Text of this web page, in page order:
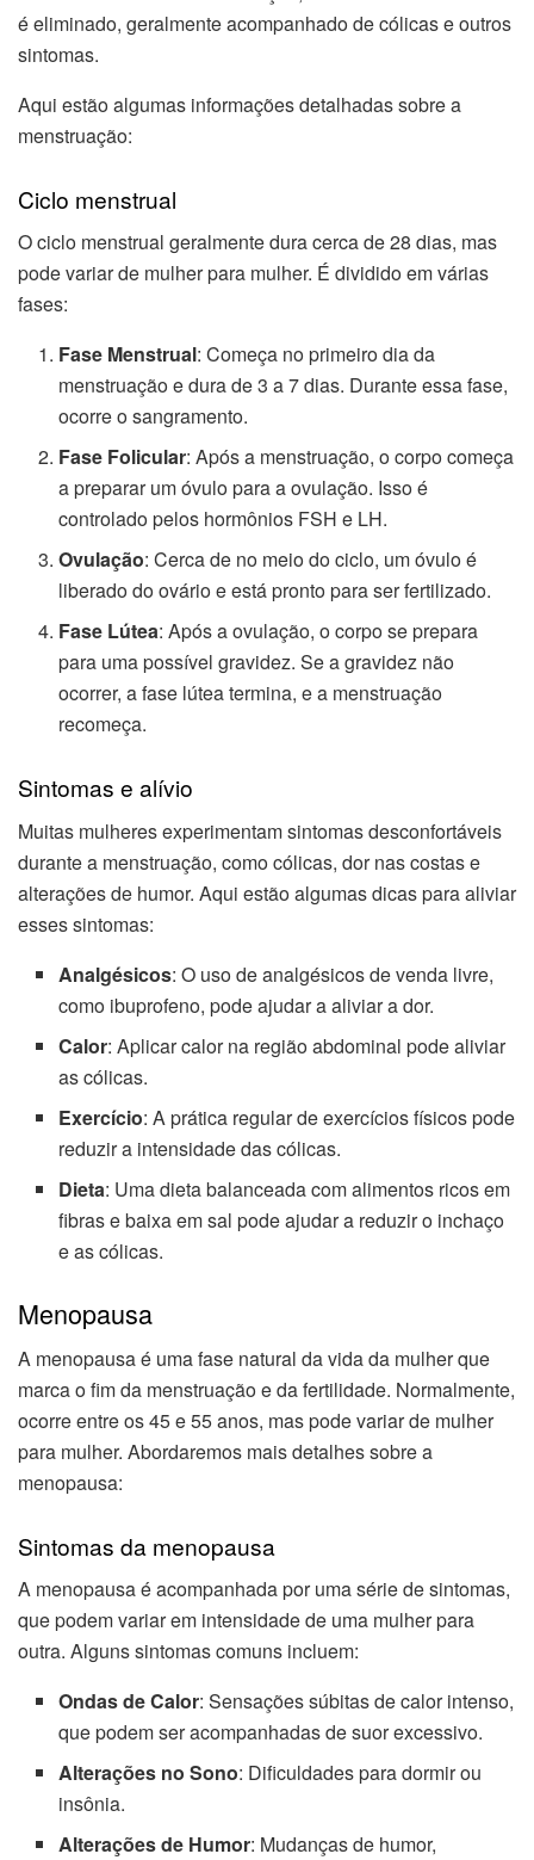
é eliminado, geralmente acompanhado de cólicas e outros
sintomas.
Aqui estão algumas informações detalhadas sobre a
menstruação:
Ciclo menstrual
O ciclo menstrual geralmente dura cerca de 28 dias, mas
pode variar de mulher para mulher. É dividido em várias
fases:
Fase Menstrual: Começa no primeiro dia da
menstruação e dura de 3 a 7 dias. Durante essa fase,
ocorre o sangramento.
Fase Folicular: Após a menstruação, o corpo começa
a preparar um óvulo para a ovulação. Isso é
controlado pelos hormônios FSH e LH.
Ovulação: Cerca de no meio do ciclo, um óvulo é
liberado do ovário e está pronto para ser fertilizado.
Fase Lútea: Após a ovulação, o corpo se prepara
para uma possível gravidez. Se a gravidez não
ocorrer, a fase lútea termina, e a menstruação
recomeça.
Sintomas e alívio
Muitas mulheres experimentam sintomas desconfortáveis
durante a menstruação, como cólicas, dor nas costas e
alterações de humor. Aqui estão algumas dicas para aliviar
esses sintomas:
Analgésicos: O uso de analgésicos de venda livre,
como ibuprofeno, pode ajudar a aliviar a dor.
Calor: Aplicar calor na região abdominal pode aliviar
as cólicas.
Exercício: A prática regular de exercícios físicos pode
reduzir a intensidade das cólicas.
Dieta: Uma dieta balanceada com alimentos ricos em
fibras e baixa em sal pode ajudar a reduzir o inchaço
e as cólicas.
Menopausa
A menopausa é uma fase natural da vida da mulher que
marca o fim da menstruação e da fertilidade. Normalmente,
ocorre entre os 45 e 55 anos, mas pode variar de mulher
para mulher. Abordaremos mais detalhes sobre a
menopausa:
Sintomas da menopausa
A menopausa é acompanhada por uma série de sintomas,
que podem variar em intensidade de uma mulher para
outra. Alguns sintomas comuns incluem:
Ondas de Calor: Sensações súbitas de calor intenso,
que podem ser acompanhadas de suor excessivo.
Alterações no Sono: Dificuldades para dormir ou
insônia.
Alterações de Humor: Mudanças de humor,